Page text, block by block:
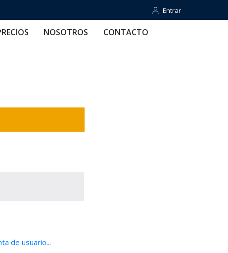
Entrar
Entrar
NOSOTROS CONTACTO
de usuario...